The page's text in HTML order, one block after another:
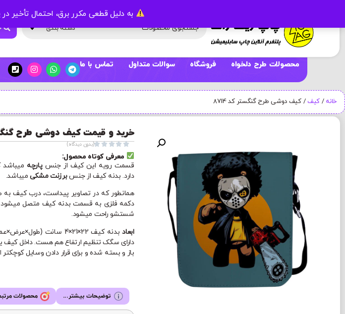
به دلیل قطعی مکرر برق، احتمال تأخیر
دسته بندی
محصولات طرح دلخواه فروشگاه سوالات متداول تماس با ما
خانه / کیف / کیف دوشی طرح گنگستر کد 8714
خرید و قیمت کیف دوشی طرح




(بدون دیدگاه)
معرفی کوتاه محصول:
قسمت رویه این کیف از جنس پارچه
دارد. بدنه کیف از جنسبرزنت مشکیمیباشد.
همانطور که در تصاویر پیداست، درب کیف
دکمه فلزی به قسمت بدنه کیف متصل
شستشو راحت میشود.
ابعاد
دارای سگک تنظیم ارتفاع هم هست. داخل کیف
باز و بسته شده و برای قرار دادن وسایل
توضیحات بیشتر... محصولات